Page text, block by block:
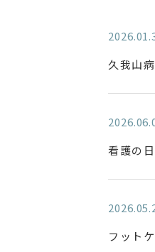
久我山
看護の
フット